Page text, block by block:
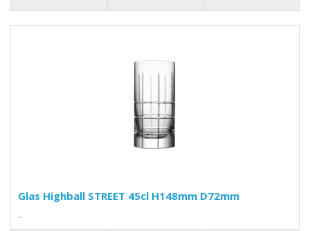
Glas Highball STREET 45cl H148mm D72mm
..